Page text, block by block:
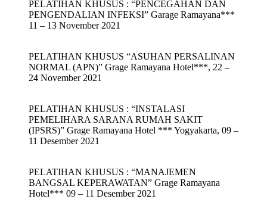
PELATIHAN KHUSUS : “PENCEGAHAN DAN
PENGENDALIAN INFEKSI” Garage Ramayana***
11 – 13 November 2021
PELATIHAN KHUSUS “ASUHAN PERSALINAN
NORMAL (APN)” Grage Ramayana Hotel***, 22 –
24 November 2021
PELATIHAN KHUSUS : “INSTALASI
PEMELIHARA SARANA RUMAH SAKIT
(IPSRS)” Grage Ramayana Hotel *** Yogyakarta, 09 –
11 Desember 2021
PELATIHAN KHUSUS : “MANAJEMEN
BANGSAL KEPERAWATAN” Grage Ramayana
Hotel*** 09 – 11 Desember 2021